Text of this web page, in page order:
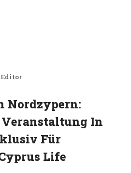
Jun, 2026
Editor
Nordzypern:
Veranstaltung In
Für
Life